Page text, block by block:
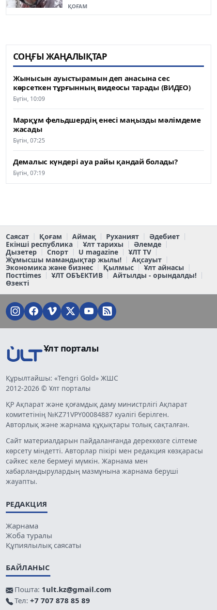
ҚОҒАМ
СОҢҒЫ ЖАҢАЛЫҚТАР
Жынысын ауыстырамын деп анасына сес
көрсеткен тұрғынның видеосы тарады (ВИДЕО)
Бүгін, 10:09
Марқұм фельдшердің енесі маңызды мәлімдеме
жасады
Бүгін, 07:25
Демалыс күндері ауа райы қандай болады?
Бүгін, 07:19
Саясат Қоғам Аймақ Руханият
Әдебиет
Екінші республика
Ұлт тарихы
Әлемде
Дызетер
Спорт U magazine
ҰЛТ TV
Жұмысшы мамандықтар жылы!
Ақсауыт
Экономика және бизнес
Қылмыс
Ұлт айнасы
Постtimes
ҰЛТ ОБЪЕКТИВ
Айтылды - орындалды!
Өзекті
Ұлт порталы
Құрылтайшы: «Tengri Gold» ЖШС
2012-2026 © Ұлт порталы
ҚР Ақпарат және қоғамдық даму министрлігі Ақпарат
комитетінің №KZ71VPY00084887 куәлігі берілген.
Авторлық және жарнама құқықтары толық сақталған.
Сайт материалдарын пайдаланғанда дереккөзге сілтеме
көрсету міндетті. Авторлар пікірі мен редакция көзқарасы
сәйкес келе бермеуі мүмкін. Жарнама мен
хабарландырулардың мазмұнына жарнама беруші
жауапты.
РЕДАКЦИЯ
Жарнама
Жоба туралы
Құпиялылық саясаты
БАЙЛАНЫС
Пошта: 1ult.kz@gmail.com
Тел: +7 707 878 85 89